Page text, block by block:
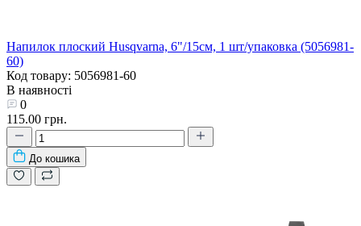
Напилок плоский Husqvarna, 6"/15см, 1 шт/упаковка (5056981-
60)
Код товару: 5056981-60
В наявності
0
115.00 грн.
До кошика